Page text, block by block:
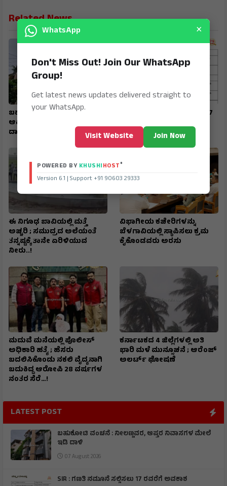
Related News
ಬಹುಕೋಟಿ ವಂಚನೆ : ನೀಲಣ್ಣವರ,
ಆಪ್ತರ ನಿವಾಸಗಳ ಮೇಲೆ ಇಡಿ
ದಾಳಿ
SIR : ಗಣತಿ ನಮೂನೆ ಸಲ್ಲಿಸಲು 17
ಈ ನಿಗೂಢ ಬಾವಿಯಲ್ಲಿ ಮತ್ತೆ
ಅಚ್ಚರಿ ; ಸಮುದ್ರದ ಅಲೆಯಂತೆ
ತನ್ನಷ್ಟಕ್ಕೆ ತಾನೇ ಏರಿಳಿಯುವ
ನೀರು..!
ವಿಭಾಗೀಯ ಕಚೇರಿಗಳನ್ನು
ಬೆಳಗಾವಿಯಲ್ಲಿ ಸ್ಥಾಪಿಸಲು ಕ್ರಮ
ಕೈಕೊಂಡವರು ಅರಸು
ಮದುವೆ ಮನೆಯಲ್ಲಿ ಪೊಲೀಸ್
ಅಧಿಕಾರಿ ಹತ್ಯೆ ; ಹೆಸರು
ಬದಲಿಸಿಕೊಂಡು ನಕಲಿ ವೈದ್ಯನಾಗಿ
ಬದುಕಿದ್ದ ಆರೋಪಿ 28 ವರ್ಷಗಳ
ನಂತರ ಸೆರೆ…!
ಕರ್ನಾಟಕದ 4 ಜಿಲ್ಲೆಗಳಲ್ಲಿ ಅತಿ
ಭಾರಿ ಮಳೆ ಮುನ್ಸೂಚನೆ ; ಆರೆಂಜ್‌
ಅಲರ್ಟ್‌ ಘೋಷಣೆ
LATEST POST
ಬಹುಕೋಟಿ ವಂಚನೆ : ನೀಲಣ್ಣವರ, ಆಪ್ತರ ನಿವಾಸಗಳ ಮೇಲೆ
ಇಡಿ ದಾಳಿ
07 August 2026
SIR : ಗಣತಿ ನಮೂನೆ ಸಲ್ಲಿಸಲು 17 ರವರೆಗೆ ಅವಕಾಶ
WhatsApp ×
Don't Miss Out! Join Our WhatsApp
Group!
Get latest news updates delivered straight to
your WhatsApp.
Visit Website Join Now
POWERED BY KHUSHIHOST®
Version 6.1 | Support +91 90603 29333